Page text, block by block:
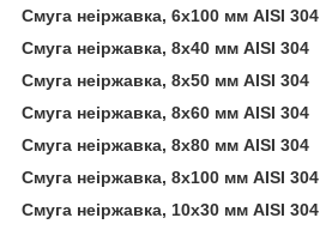
Смуга неіржавка, 6х100 мм AISI 304
Смуга неіржавка, 8х40 мм AISI 304
Смуга неіржавка, 8х50 мм AISI 304
Смуга неіржавка, 8х60 мм AISI 304
Смуга неіржавка, 8х80 мм AISI 304
Смуга неіржавка, 8х100 мм AISI 304
Смуга неіржавка, 10х30 мм AISI 304